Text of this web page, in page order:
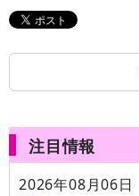
注目情報
2026年08月06日